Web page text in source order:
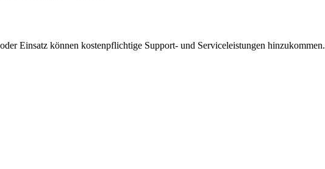
Einsatz können kostenpflichtige Support- und Serviceleistungen hinzukommen.